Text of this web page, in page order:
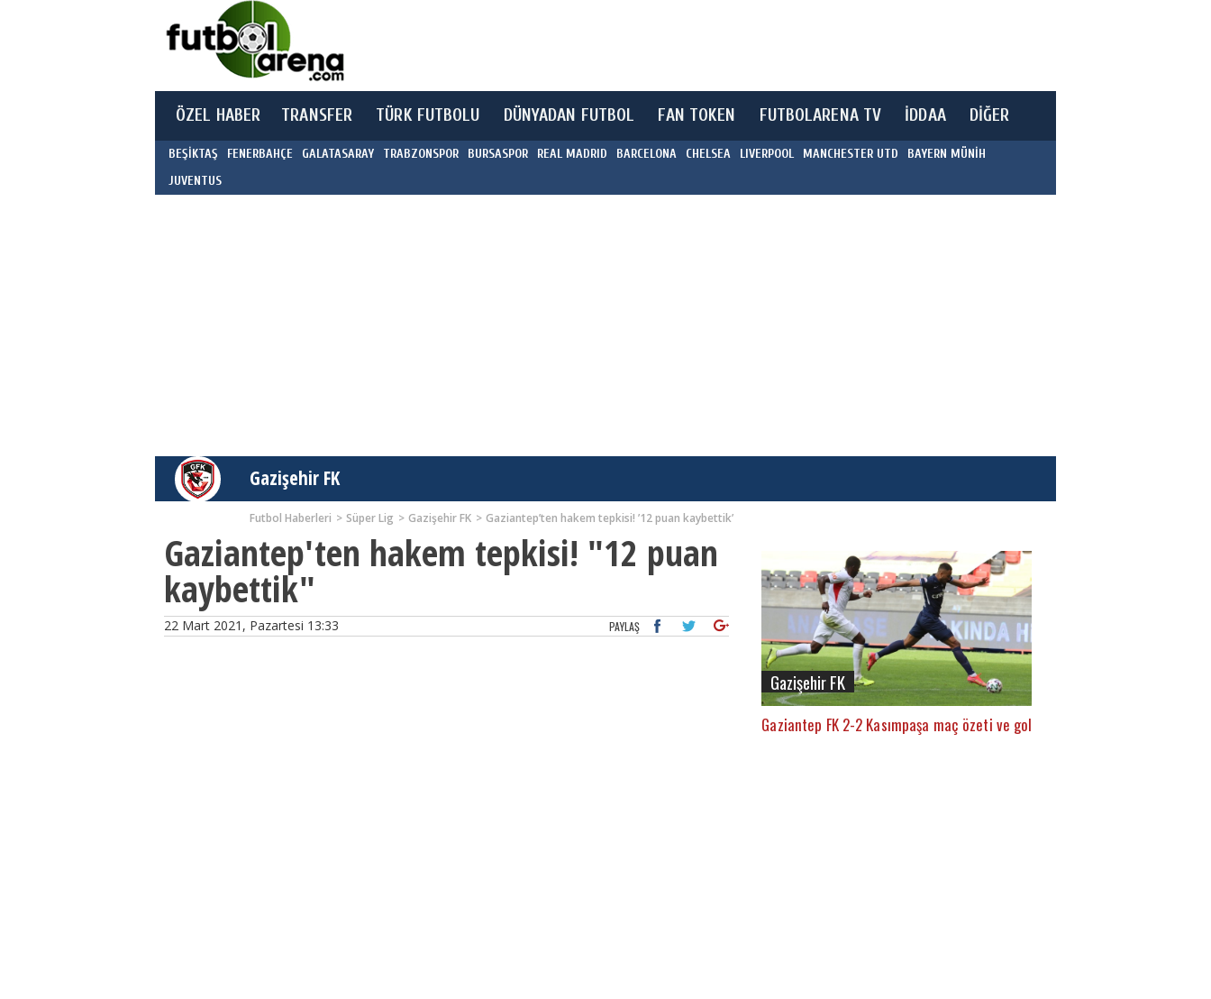
ÖZEL HABER TRANSFER TÜRK FUTBOLU DÜNYADAN FUTBOL FAN TOKEN FUTBOLARENA TV İDDAA DİĞER
BEŞİKTAŞ FENERBAHÇE GALATASARAY TRABZONSPOR BURSASPOR REAL MADRID BARCELONA CHELSEA LIVERPOOL MANCHESTER UTD
BAYERN MÜNİH
JUVENTUS
Gazişehir FK
Futbol Haberleri Süper Lig Gazişehir FK Gaziantep’ten hakem tepkisi! ’12 puan kaybettik’
Gaziantep'ten hakem tepkisi! "12 puan
kaybettik"
22 Mart 2021, Pazartesi 13:33 PAYLAŞ
Gazişehir FK
Gaziantep FK 2-2 Kasımpaşa maç özeti ve golleri (İZLE)